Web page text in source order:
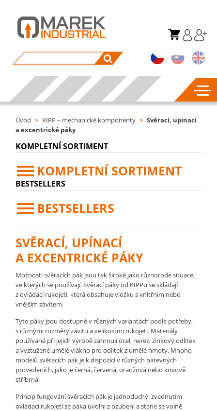
Úvod > KIPP – mechanické komponenty > Svěrací, upínací
a excentrické páky
KOMPLETNÍ SORTIMENT
KOMPLETNÍ SORTIMENT
BESTSELLERS
BESTSELLERS
SVĚRACÍ, UPÍNACÍ
A EXCENTRICKÉ PÁKY
Možnosti svěracích pák jsou tak široké jako různorodé situace,
ve kterých se používají. Svěrací páky od KIPPu se skládají
z ovládací rukojeti, která obsahuje vložku s vnitřním nebo
vnějším závitem.
Tyto páky jsou dostupné v různých variantách podle potřeby,
s různými rozměry závitu a velikostmi rukojeti. Materiály
používané při jejich výrobě zahrnují ocel, nerez, zinkový odlitek
a vyztužené umělé vlákno pro odlitek z umělé hmoty. Mnoho
modelů svěracích pák je k dispozici v různých barevných
provedeních, jako je černá, červená, oranžová nebo kovově
stříbrná.
Princip fungování svěracích pák je jednoduchý: zvednutím
ovládací rukojeti se páka uvolní z ozubení a stane se volně